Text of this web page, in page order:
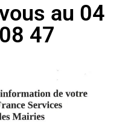
au 04
47